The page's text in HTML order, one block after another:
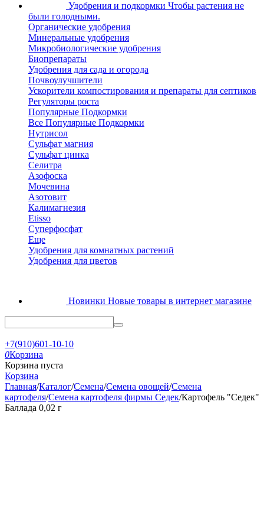
Удобрения и подкормки Чтобы растения не
были голодными.
Органические удобрения
Минеральные удобрения
Микробиологические удобрения
Биопрепараты
Удобрения для сада и огорода
Почвоулучшители
Ускорители компостирования и препараты для септиков
Регуляторы роста
Популярные Подкормки
Все Популярные Подкормки
Нутрисол
Сульфат магния
Сульфат цинка
Селитра
Азофоска
Мочевина
Азотовит
Калимагнезия
Etisso
Суперфосфат
Еще
Удобрения для комнатных растений
Удобрения для цветов
Новинки Новые товары в интернет магазине
+7(910)601-10-10
0Корзина
Корзина пуста
Корзина
Главная/Каталог/Семена/Семена овощей/Семена
картофеля/Семена картофеля фирмы Седек/Картофель "Седек"
Баллада 0,02 г